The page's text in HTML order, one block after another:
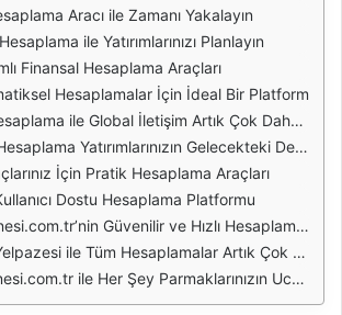
Aracı ile Zamanı Yakalayın
ile Yatırımlarınızı Planlayın
Finansal Hesaplama Araçları
Hesaplamalar İçin İdeal Bir Platform
ile Global İletişim Artık Çok Daha Kolay
Yatırımlarınızın Gelecekteki Değerini Bilin
İçin Pratik Hesaplama Araçları
Dostu Hesaplama Platformu
Güvenilir ve Hızlı Hesaplama Deneyimi
ile Tüm Hesaplamalar Artık Çok Kolay
ile Her Şey Parmaklarınızın Ucunda